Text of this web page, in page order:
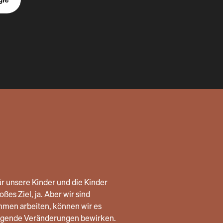
unsere Kinder und die Kinder
Ziel, ja. Aber wir sind
arbeiten, können wir es
Veränderungen bewirken.